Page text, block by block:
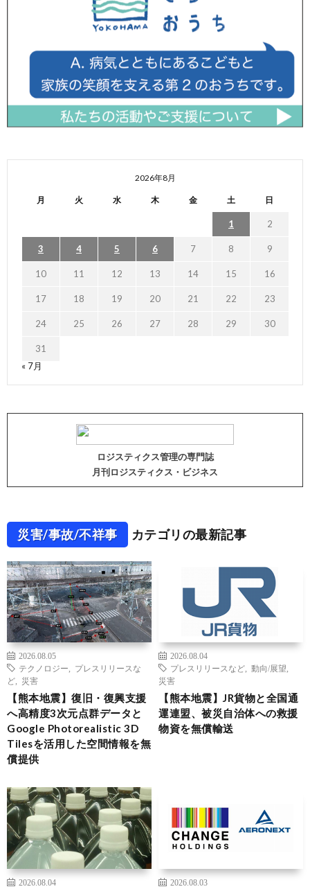
2026年8月
月 火 水 木 金 土 日
1 2
3 4 5 6 7 8 9
10 11 12 13 14 15 16
17 18 19 20 21 22 23
24 25 26 27 28 29 30
31
« 7月
ロジスティクス管理の専門誌
月刊ロジスティクス・ビジネス
災害/事故/不祥事 カテゴリの最新記事
2026.08.05
テクノロジー
プレスリリースな
ど
災害
【熊本地震】復旧・復興支援
へ高精度3次元点群データと
Google Photorealistic 3D
Tilesを活用した空間情報を無
償提供
2026.08.04
プレスリリースなど
動向/展望
災害
【熊本地震】JR貨物と全国通
運連盟、被災自治体への救援
物資を無償輸送
2026.08.04
2026.08.03